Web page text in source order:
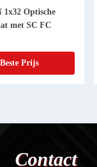
1x32 Optische
met SC FC
Prijs
Contact